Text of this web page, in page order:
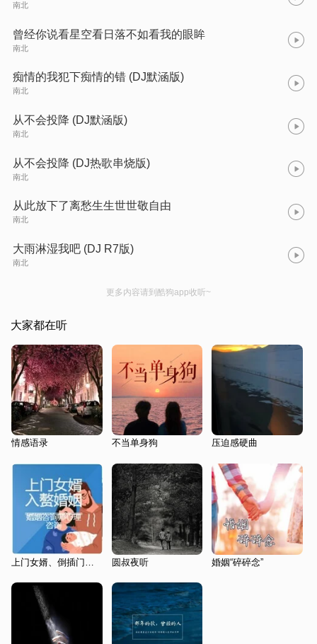
南北
曾经你说看星空看日落不如看我的眼眸
南北
痴情的我犯下痴情的错 (DJ默涵版)
南北
从不会投降 (DJ默涵版)
南北
从不会投降 (DJ热歌串烧版)
南北
从此放下了离愁生生世世敬自由
南北
大雨淋湿我吧 (DJ R7版)
南北
更多内容请到酷狗app收听~
大家都在听
情感语录 不当单身狗 压迫感硬曲
圆叔夜听 婚姻“碎碎念”